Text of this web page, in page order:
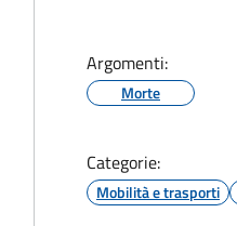
Argomenti:
Morte
Categorie:
Mobilità e trasporti